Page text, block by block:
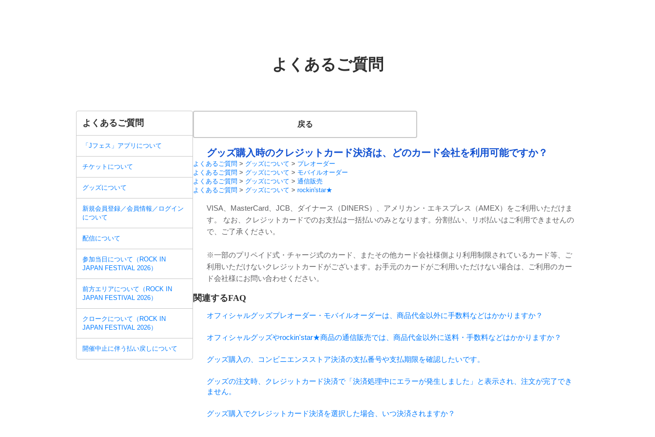
よくあるご質問
よくあるご質問
「Jフェス」アプリについて
チケットについて
グッズについて
新規会員登録／会員情報／ログイン
について
配信について
参加当日について（ROCK IN
JAPAN FESTIVAL 2026）
前方エリアについて（ROCK IN
JAPAN FESTIVAL 2026）
クロークについて（ROCK IN
JAPAN FESTIVAL 2026）
開催中止に伴う払い戻しについて
戻る
グッズ購入時のクレジットカード決済は、どのカード会社を利用可能ですか？
よくあるご質問 > グッズについて > プレオーダー
よくあるご質問 > グッズについて > モバイルオーダー
よくあるご質問 > グッズについて > 通信販売
よくあるご質問 > グッズについて > rockin'star★
VISA、MasterCard、JCB、ダイナース（DINERS）、アメリカン・エキスプレス（AMEX）をご利用いただけま
す。 なお、クレジットカードでのお支払は一括払いのみとなります。分割払い、リボ払いはご利用できませんの
で、ご了承ください。
※一部のプリペイド式・チャージ式のカード、またその他カード会社様側より利用制限されているカード等、ご
利用いただけないクレジットカードがございます。お手元のカードがご利用いただけない場合は、ご利用のカー
ド会社様にお問い合わせください。
関連するFAQ
オフィシャルグッズプレオーダー・モバイルオーダーは、商品代金以外に手数料などはかかりますか？
オフィシャルグッズやrockin'star★商品の通信販売では、商品代金以外に送料・手数料などはかかりますか？
グッズ購入の、コンビニエンスストア決済の支払番号や支払期限を確認したいです。
グッズの注文時、クレジットカード決済で「決済処理中にエラーが発生しました」と表示され、注文が完了でき
ません。
グッズ購入でクレジットカード決済を選択した場合、いつ決済されますか？